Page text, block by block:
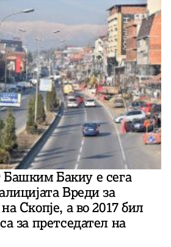
Софија, која „работи“ на
и денес
Бакиу е сега
Вреди за
Скопје, а во 2017 бил
за претседател на